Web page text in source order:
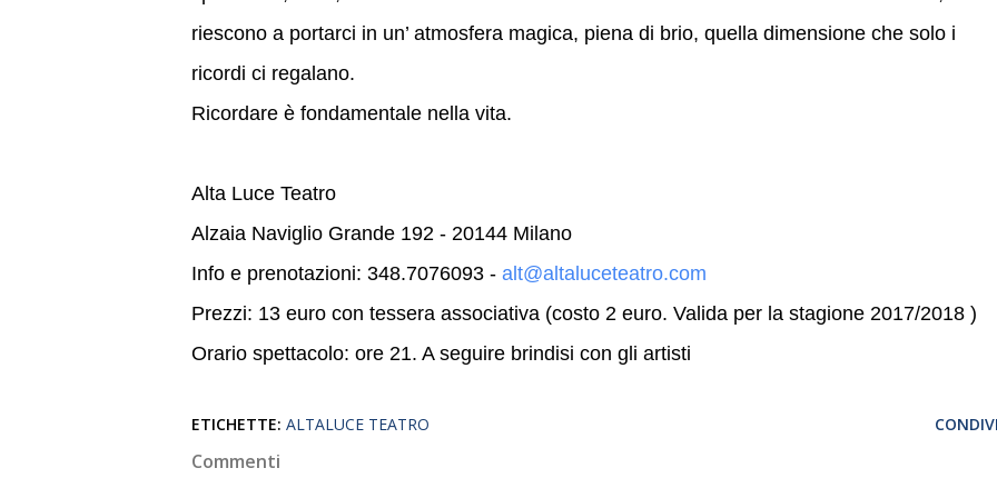
riescono a portarci in un’ atmosfera magica, piena di brio, quella dimensione che solo i
ricordi ci regalano.
Ricordare è fondamentale nella vita.
Alta Luce Teatro
Alzaia Naviglio Grande 192 - 20144 Milano
Info e prenotazioni: 348.7076093 - alt@altaluceteatro.com
Prezzi: 13 euro con tessera associativa (costo 2 euro. Valida per la stagione 2017/2018 )
Orario spettacolo: ore 21. A seguire brindisi con gli artisti
ETICHETTE: ALTALUCE TEATRO
Commenti